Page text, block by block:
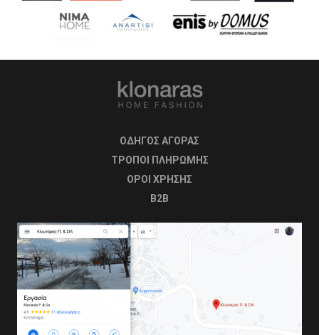
ΟΔΗΓΟΣ ΑΓΟΡΑΣ
ΤΡΟΠΟΙ ΠΛΗΡΩΜΗΣ
OΡΟΙ ΧΡΗΣΗΣ
B2B